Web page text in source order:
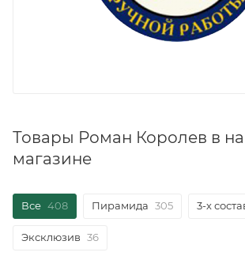
Товары Роман Королев в
магазине
Все 408 Пирамида 305 3-х
Эксклюзив 36